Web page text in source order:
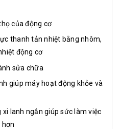
của động cơ
thanh tản nhiệt bằng nhôm,
động cơ
sửa chữa
giúp máy hoạt động khỏe và
lanh ngắn giúp sức làm việc
hơn